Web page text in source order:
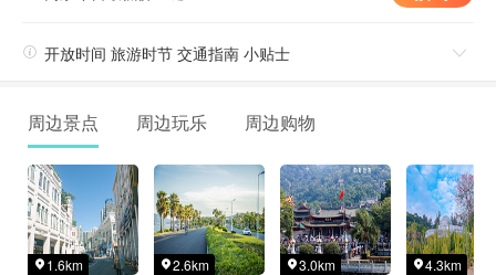
 开放时间 旅游时节 交通指南 小贴士 
周边景点 周边玩乐 周边购物
 1.6km 2.6km 3.0km 4.3km